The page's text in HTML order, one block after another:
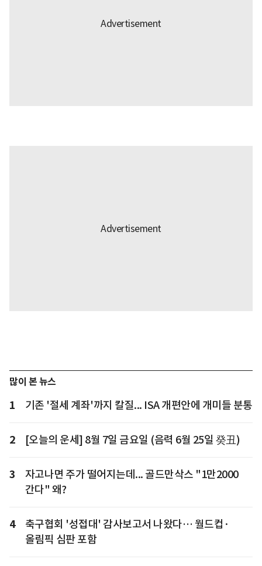
많이 본 뉴스
1 기존 '절세 계좌'까지 칼질... ISA 개편안에 개미들 분통
2 [오늘의 운세] 8월 7일 금요일 (음력 6월 25일 癸丑)
3
자고나면 주가 떨어지는데... 골드만삭스 "1만2000
간다" 왜?
4
축구협회 '성접대' 감사보고서 나왔다… 월드컵·
올림픽 심판 포함